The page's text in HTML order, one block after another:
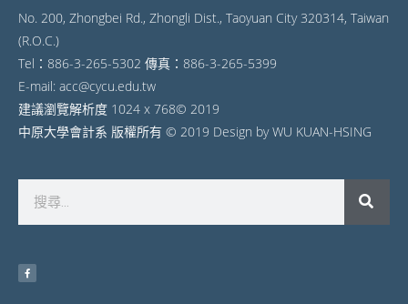
No. 200, Zhongbei Rd., Zhongli Dist., Taoyuan City 320314, Taiwan
(R.O.C.)
Tel：886-3-265-5302 傳真：886-3-265-5399
E-mail: acc@cycu.edu.tw
建議瀏覽解析度 1024 x 768© 2019
中原大學會計系 版權所有 © 2019 Design by WU KUAN-HSING